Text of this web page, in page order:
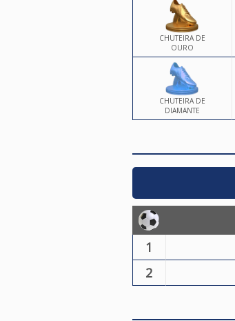
CHUTEIRA DE
OURO
CHUTEIRA DE
DIAMANTE
1
2